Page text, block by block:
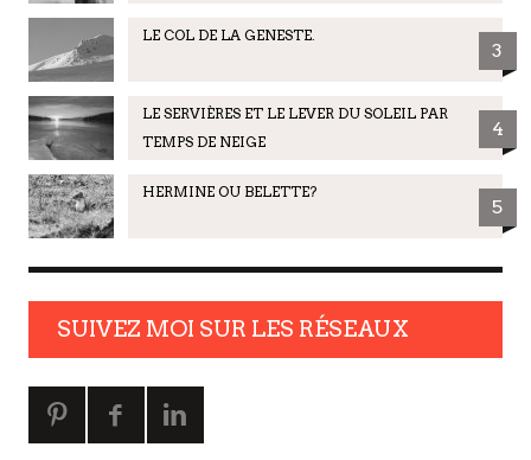
LE COL DE LA GENESTE.
3
LE SERVIÈRES ET LE LEVER DU SOLEIL PAR
TEMPS DE NEIGE
4
HERMINE OU BELETTE?
5
SUIVEZ MOI SUR LES RÉSEAUX